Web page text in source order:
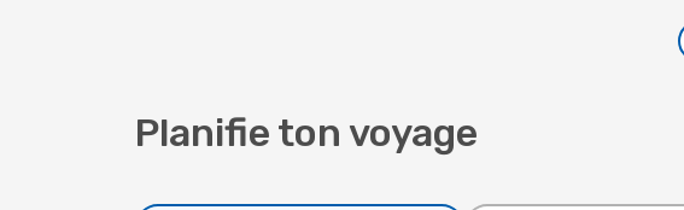
Planifie ton voyage